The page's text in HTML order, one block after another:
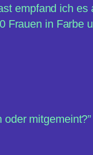
empfand ich
in Farbe